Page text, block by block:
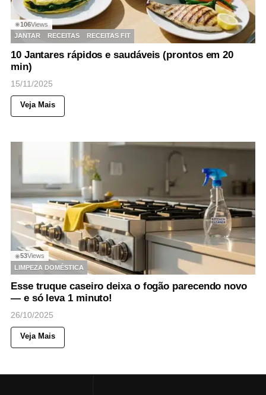
◉106Views
JANTAR
RECEITAS RECEITAS FIT
10 Jantares rápidos e saudáveis (prontos em 20
min)
15/11/2025
Veja Mais
◉53Views
LIMPEZA DOMÉSTICA
Esse truque caseiro deixa o fogão parecendo novo
— e só leva 1 minuto!
26/10/2025
Veja Mais